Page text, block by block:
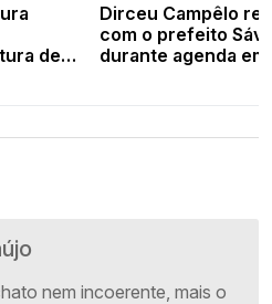
de
Dirceu Campêlo
com o prefeito
durante agenda
nem incoerente, mais o